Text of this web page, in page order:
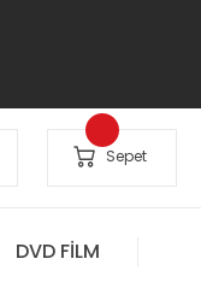
Sepet
DVD FİLM